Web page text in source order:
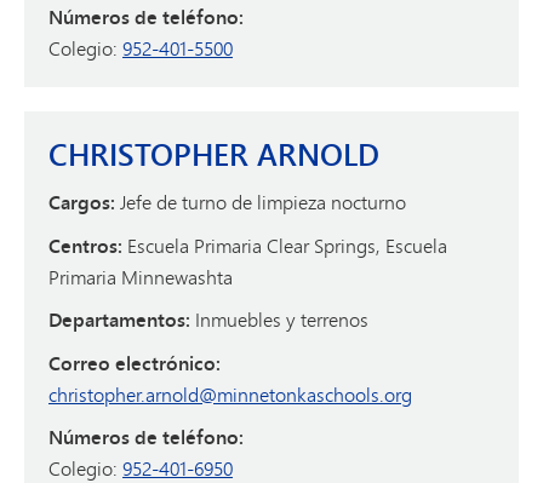
Números de teléfono:
Colegio: 952-401-5500
CHRISTOPHER ARNOLD
Cargos: Jefe de turno de limpieza nocturno
Centros: Escuela Primaria Clear Springs, Escuela
Primaria Minnewashta
Departamentos: Inmuebles y terrenos
Correo electrónico:
christopher.arnold@minnetonkaschools.org
Números de teléfono:
Colegio: 952-401-6950